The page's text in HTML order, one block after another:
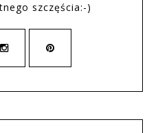
szczęścia:-)